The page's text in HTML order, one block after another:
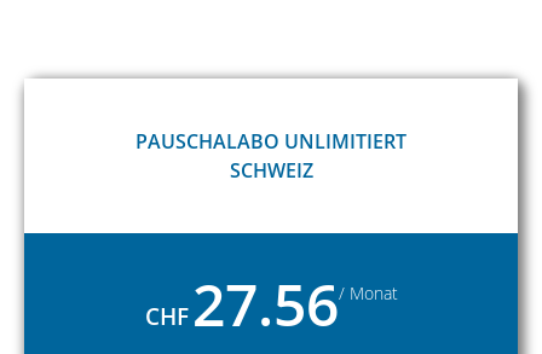
PAUSCHALABO UNLIMITIERT
SCHWEIZ
CHF 27.56/ Monat